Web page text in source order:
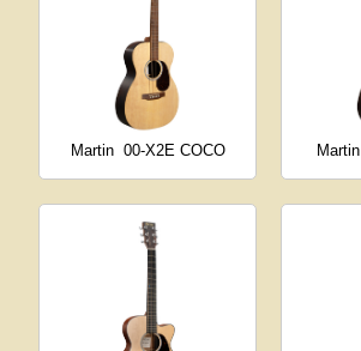
Martin 00-X2E COCO Martin